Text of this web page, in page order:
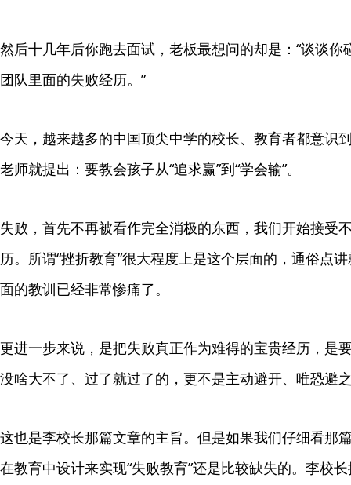
然后十几年后你跑去面试，老板最想问的却是：“谈谈
团队里面的失败经历。”
今天，越来越多的中国顶尖中学的校长、教育者都意识
老师就提出：要教会孩子从“追求赢”到“学会输”。
失败，首先不再被看作完全消极的东西，我们开始接受
历。所谓“挫折教育”很大程度上是这个层面的，通俗点
面的教训已经非常惨痛了。
更进一步来说，是把失败真正作为难得的宝贵经历，是
没啥大不了、过了就过了的，更不是主动避开、唯恐避
这也是李校长那篇文章的主旨。但是如果我们仔细看那
在教育中设计来实现“失败教育”还是比较缺失的。李校